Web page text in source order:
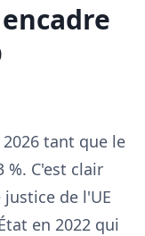
2026 tant que le
%. C'est clair
de l'UE
en 2022 qui